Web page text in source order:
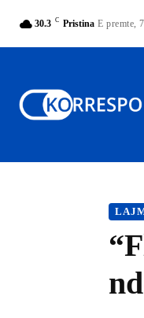
30.3 C Pristina E premte,